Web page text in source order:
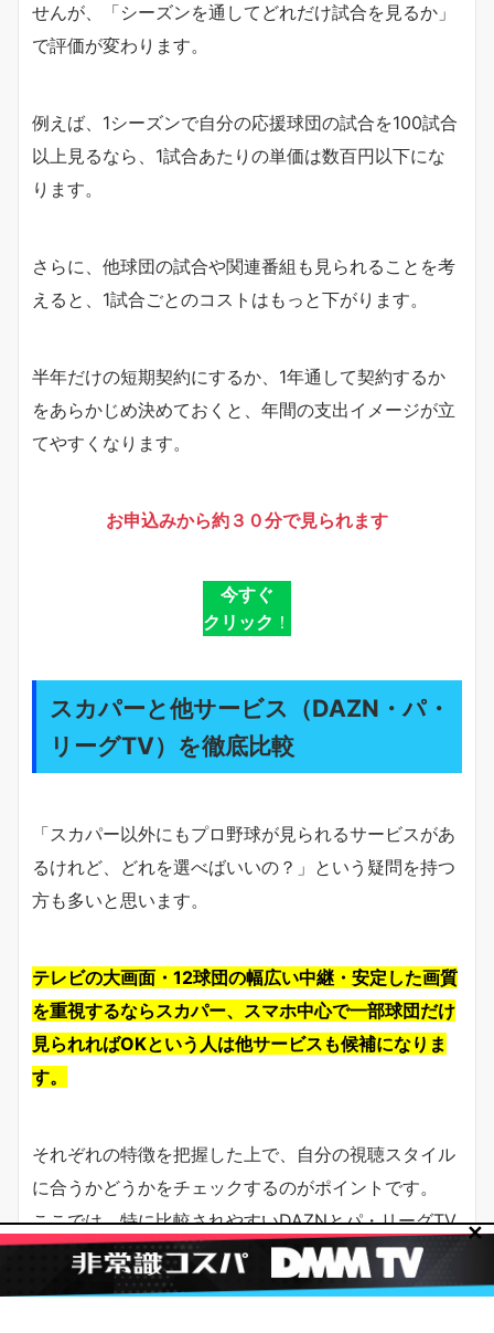
せんが、「シーズンを通してどれだけ試合を見るか」
で評価が変わります。
例えば、1シーズンで自分の応援球団の試合を100試合
以上見るなら、1試合あたりの単価は数百円以下にな
ります。
さらに、他球団の試合や関連番組も見られることを考
えると、1試合ごとのコストはもっと下がります。
半年だけの短期契約にするか、1年通して契約するか
をあらかじめ決めておくと、年間の支出イメージが立
てやすくなります。
お申込みから約３０分で見られます
今すぐ
クリック ！
スカパーと他サービス（DAZN・パ・
リーグTV）を徹底比較
「スカパー以外にもプロ野球が見られるサービスがあ
るけれど、どれを選べばいいの？」という疑問を持つ
方も多いと思います。
テレビの大画面・12球団の幅広い中継・安定した画質
を重視するならスカパー、スマホ中心で一部球団だけ
見られればOKという人は他サービスも候補になりま
す。
それぞれの特徴を把握した上で、自分の視聴スタイル
に合うかどうかをチェックするのがポイントです。
ここでは、特に比較されやすいDAZNとパ・リーグTV
との違いを整理します。
✕